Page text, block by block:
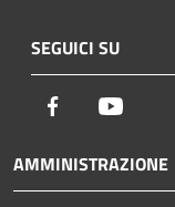
SEGUICI SU
Facebook
AMMINISTRAZIONE